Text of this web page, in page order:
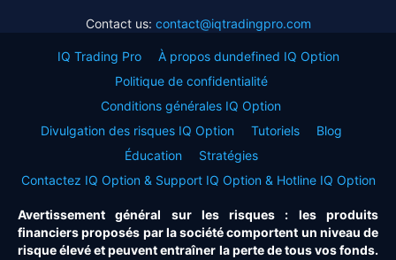
Contact us: contact@iqtradingpro.com
IQ Trading Pro
À propos dundefined IQ Option
Politique de confidentialité
Conditions générales IQ Option
Divulgation des risques IQ Option
Tutoriels
Blog
Éducation
Stratégies
Contactez IQ Option & Support IQ Option & Hotline IQ Option
Avertissement général sur les risques : les produits
financiers proposés par la société comportent un niveau de
risque élevé et peuvent entraîner la perte de tous vos fonds.